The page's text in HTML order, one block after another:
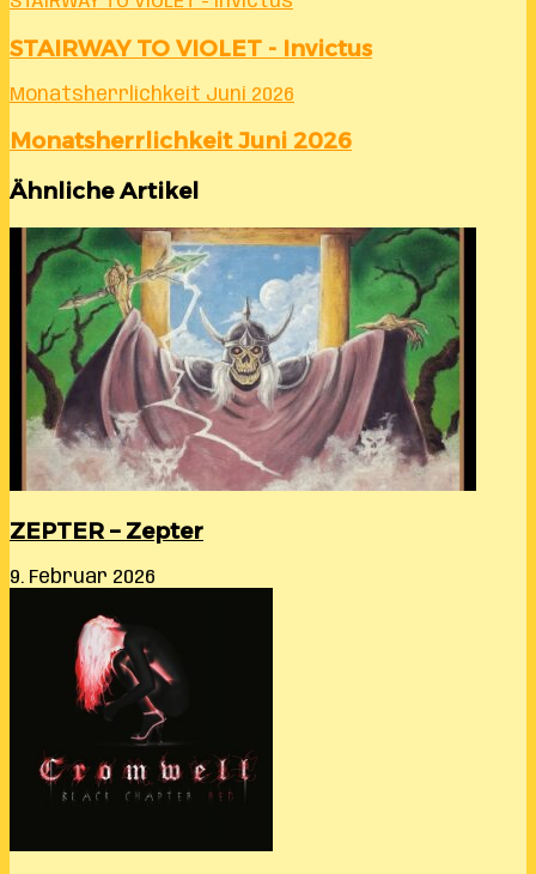
STAIRWAY TO VIOLET - Invictus
Monatsherrlichkeit Juni 2026
Monatsherrlichkeit Juni 2026
Ähnliche Artikel
ZEPTER – Zepter
9. Februar 2026